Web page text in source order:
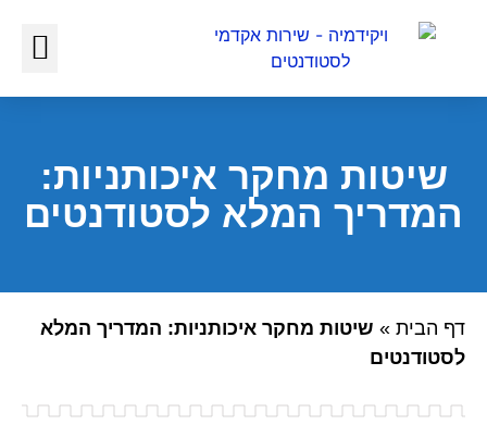
שיטות מחקר איכותניות:
המדריך המלא לסטודנטים
דף הבית » שיטות מחקר איכותניות: המדריך המלא
לסטודנטים